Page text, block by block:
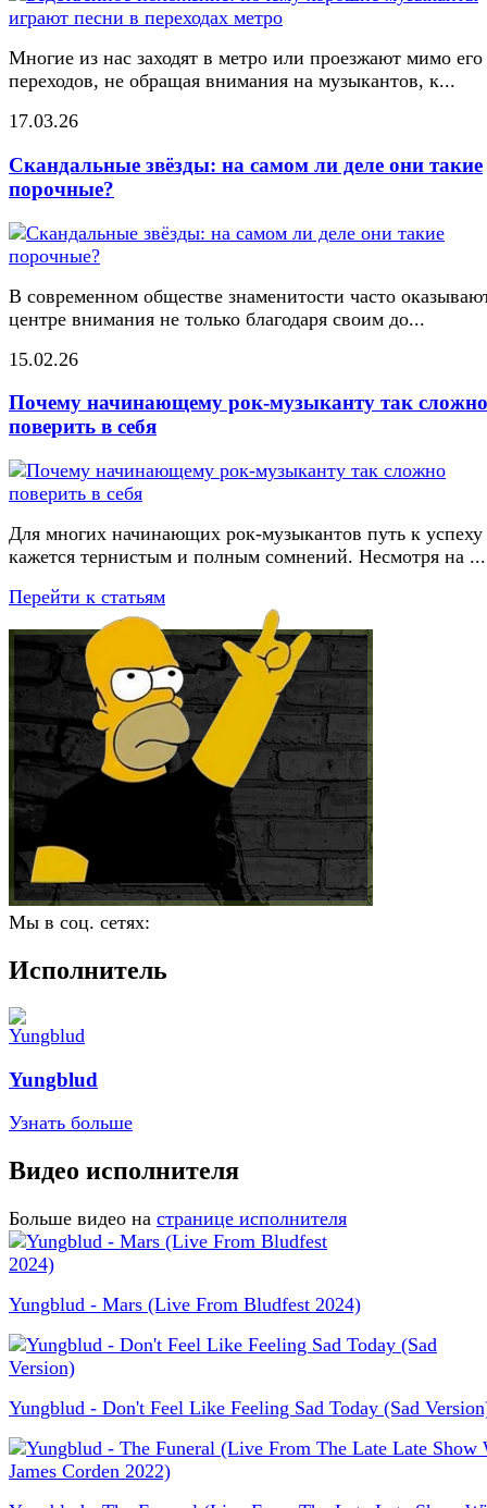
Многие из нас заходят в метро или проезжают мимо его
переходов, не обращая внимания на музыкантов, к...
17.03.26
Скандальные звёзды: на самом ли деле они такие
порочные?
В современном обществе знаменитости часто
центре внимания не только благодаря своим до...
15.02.26
Почему начинающему рок-музыканту так сложно
поверить в себя
Для многих начинающих рок-музыкантов путь к успеху
кажется тернистым и полным сомнений. Несмотря на ...
Перейти к статьям
Мы в соц. сетях:
Исполнитель
Yungblud
Узнать больше
Видео исполнителя
Больше видео на странице исполнителя
Yungblud - Mars (Live From Bludfest 2024)
Yungblud - Don't Feel Like Feeling Sad Today (Sad